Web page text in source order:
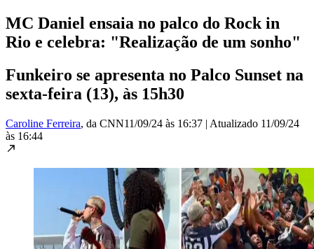
MC Daniel ensaia no palco do Rock in
Rio e celebra: "Realização de um sonho"
Funkeiro se apresenta no Palco Sunset na
sexta-feira (13), às 15h30
Caroline Ferreira, da CNN11/09/24 às 16:37 | Atualizado 11/09/24
às 16:44